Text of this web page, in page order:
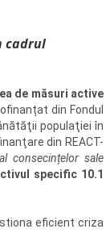
cadrul
de măsuri active
din Fondul
populaţiei în
din REACT-
consecințelor sale
specific 10.1
eficient criza